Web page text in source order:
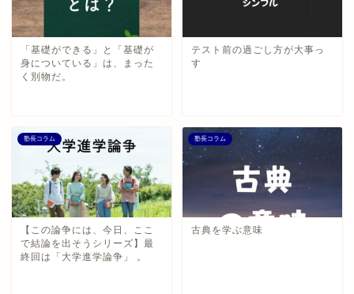
「基礎ができる」と「基礎が
身についている」は、まった
く別物だ。
テスト前の過ごし方が大事っ
す
塾長コラム
【この論争には、今日、ここ
で結論を出そうシリーズ】最
終回は「大学進学論争」 。
塾長コラム
古典を学ぶ意味